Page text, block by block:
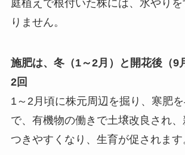
庭植えで根付いた株には、水やり
りません。
施肥は、冬（1～2月）と開花後（9
2回
1～2月頃に株元周辺を掘り、寒肥
で、有機物の働きで土壌改良され
つきやすくなり、生育が促されます